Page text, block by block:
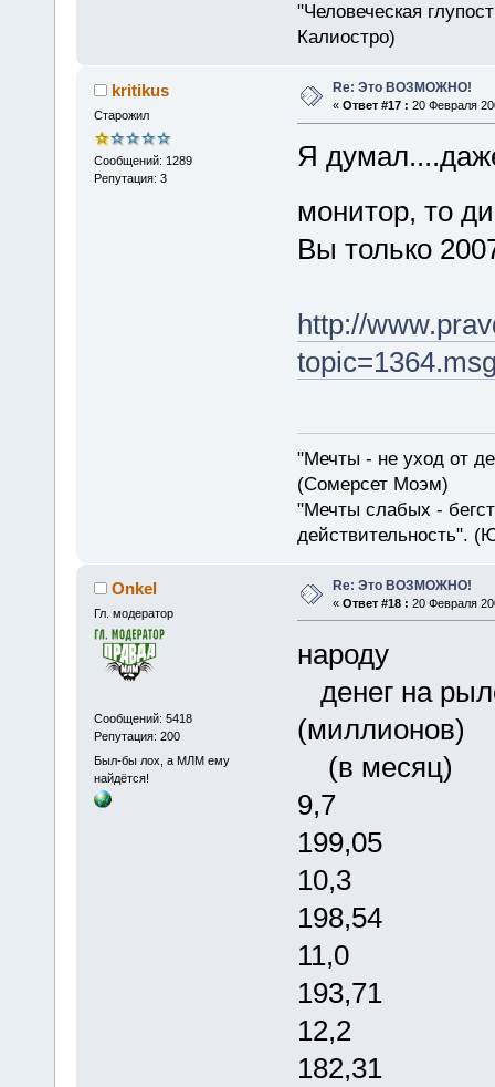
"Человеческая
Калиостро)
kritikus
Старожил
Сообщений: 1289
Репутация: 3
Re: Это ВОЗМОЖНО!
« Ответ #17 : 20 Февраля
Я
монитор, то
Вы только
http://
"Мечты - не уход от
(Сомерсет Моэм)
"Мечты слабых -
действительность".
Onkel
Гл. модератор
Сообщений: 5418
Репутация: 200
Был-бы лох, а МЛМ ему
найдётся!
Re: Это ВОЗМОЖНО!
« Ответ #18 : 20 Февраля
народу
денег на
(в месяц)
9,7
199,05
10,3
198,54
11,0
193,71
12,2
182,31